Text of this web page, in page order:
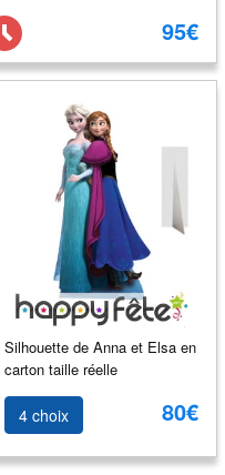
95€
Silhouette de Anna et Elsa en
carton taille réelle
4 choix 80€